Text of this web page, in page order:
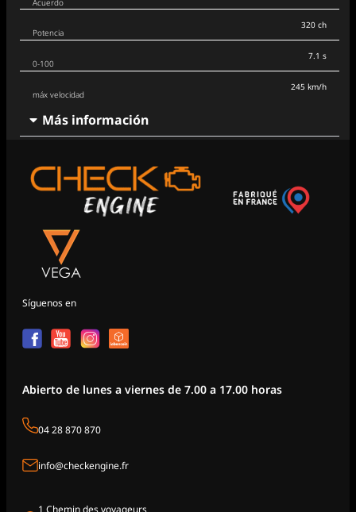
Acuerdo
Potencia
0-100
máx velocidad
320 ch
7.1 s
245 km/h
Más información
Síguenos en
Abierto de lunes a viernes de 7.00 a 17.00 horas
04 28 870 870
info@checkengine.fr
1 Chemin des voyageurs